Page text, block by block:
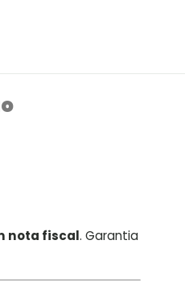
nota fiscal. Garantia